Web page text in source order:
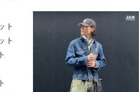
ト
ト